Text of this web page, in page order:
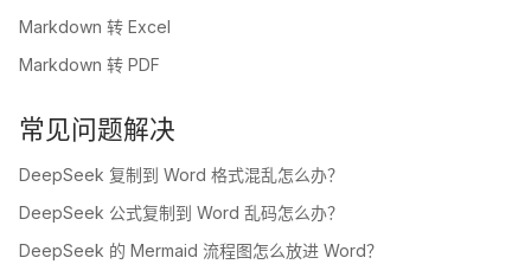
Markdown 转 Excel
Markdown 转 PDF
常见问题解决
DeepSeek 复制到 Word 格式混乱怎么办？
DeepSeek 公式复制到 Word 乱码怎么办？
DeepSeek 的 Mermaid 流程图怎么放进 Word？